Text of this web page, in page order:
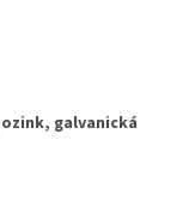
galvanická